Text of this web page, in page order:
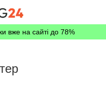
вже на сайті до 78%